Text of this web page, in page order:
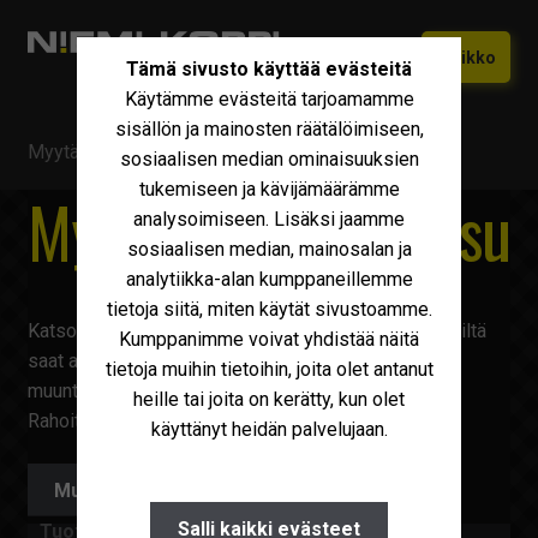
Siirry
Siirry
Valikko
Vaihtokoneet
tason
valikko
Uudet Ivecot
Iveco Huolto
Iveco Varaosat
Tarvikkeet
Myytävä kalusto/Sisu
Myytävä kalusto Sisu
Katso kaikki uusimmat myytävät Sisuajoneuvot. Meiltä
saat ajoneuvot nopeasti ajoon. Varustelemme ja
muuntelemme autot juuri sellaiseksi kuin tarvitset.
Rahoitus ilman käsirahaa!
Muokkaa hakuehtoja
Tuoteryhmä
Tämä sivusto käyttää evästeitä
Käytämme evästeitä tarjoamamme
sisällön ja mainosten räätälöimiseen,
sosiaalisen median ominaisuuksien
tukemiseen ja kävijämäärämme
analysoimiseen. Lisäksi jaamme
sosiaalisen median, mainosalan ja
analytiikka-alan kumppaneillemme
tietoja siitä, miten käytät sivustoamme.
Kumppanimme voivat yhdistää näitä
tietoja muihin tietoihin, joita olet antanut
heille tai joita on kerätty, kun olet
käyttänyt heidän palvelujaan.
Salli kaikki evästeet